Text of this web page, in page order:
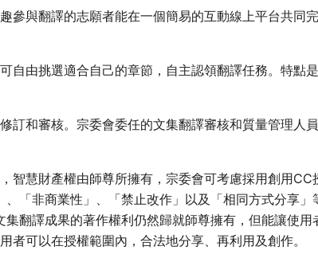
參與翻譯的志願者能在一個簡易的互動線上平台共同
自由挑選適合自己的章節，自主認領翻譯任務。特點
訂和審核。宗委會委任的文集翻譯審核和質量管理人
智慧財產權由師尊所擁有，宗委會可考慮採用創用CC
、「非商業性」、「禁止改作」以及「相同方式分享」
翻譯成果的著作權利仍然歸就師尊擁有，但能讓使用
可以在授權範圍內，合法地分享、再利用及創作。